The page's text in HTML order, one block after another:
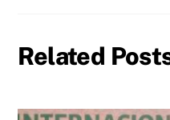
Related